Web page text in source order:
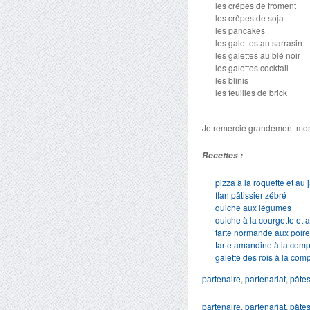
les crêpes de froment
les crêpes de soja
les pancakes
les galettes au sarrasin
les galettes au blé noir
les galettes cocktail
les blinis
les feuilles de brick
Je remercie grandement
Recettes :
pizza à la roquette et au
flan pâtissier zébré
quiche aux légumes
quiche à la courgette et
tarte normande aux
tarte amandine à la
galette des rois à la
partenaire, partenariat, pâtes
partenaire, partenariat, pâtes